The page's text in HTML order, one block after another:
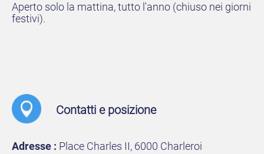
Aperto solo la mattina, tutto l'anno (chiuso nei giorni
festivi).
Contatti e posizione
Adresse : Place Charles II, 6000 Charleroi